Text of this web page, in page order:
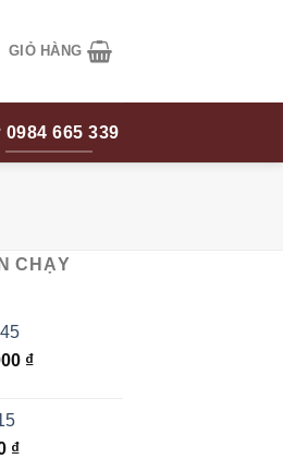
GIỎ HÀNG
665 339
CHẠY
₫
₫